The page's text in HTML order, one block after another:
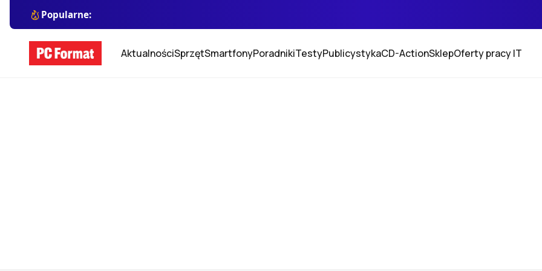
Popularne:
AktualnościSprzętSmartfonyPoradnikiTestyPublicystykaCD-ActionSklepOferty pracy IT